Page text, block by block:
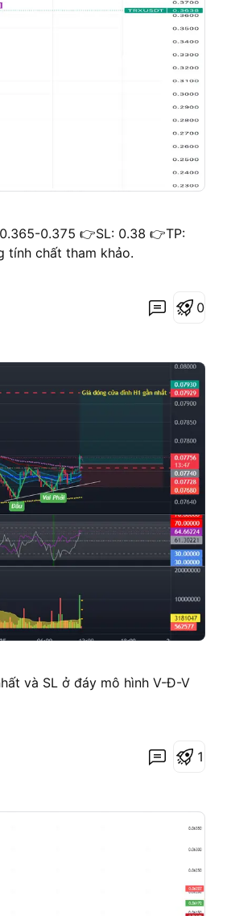
0.365-0.375 👉SL: 0.38 👉TP:
tính chất tham khảo.
0
và SL ở đáy mô hình V-Đ-V
1